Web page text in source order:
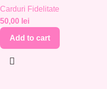
Carduri Fidelitate
50,00 lei
Add to cart